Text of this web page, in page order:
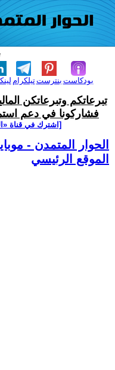
تيلكرامبنترست بودكاست
تبرعاتكم وتبرعاتكن
فشاركونا في دعم
[اشترك في قناة
الحوار المتمدن -
الموقع الرئيسي